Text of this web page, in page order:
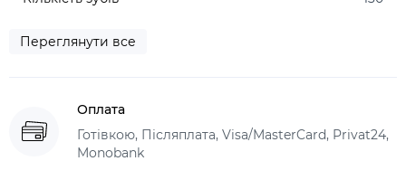
Переглянути все
Оплата
Готівкою, Післяплата, Visa/MasterCard, Privat24,
Monobank